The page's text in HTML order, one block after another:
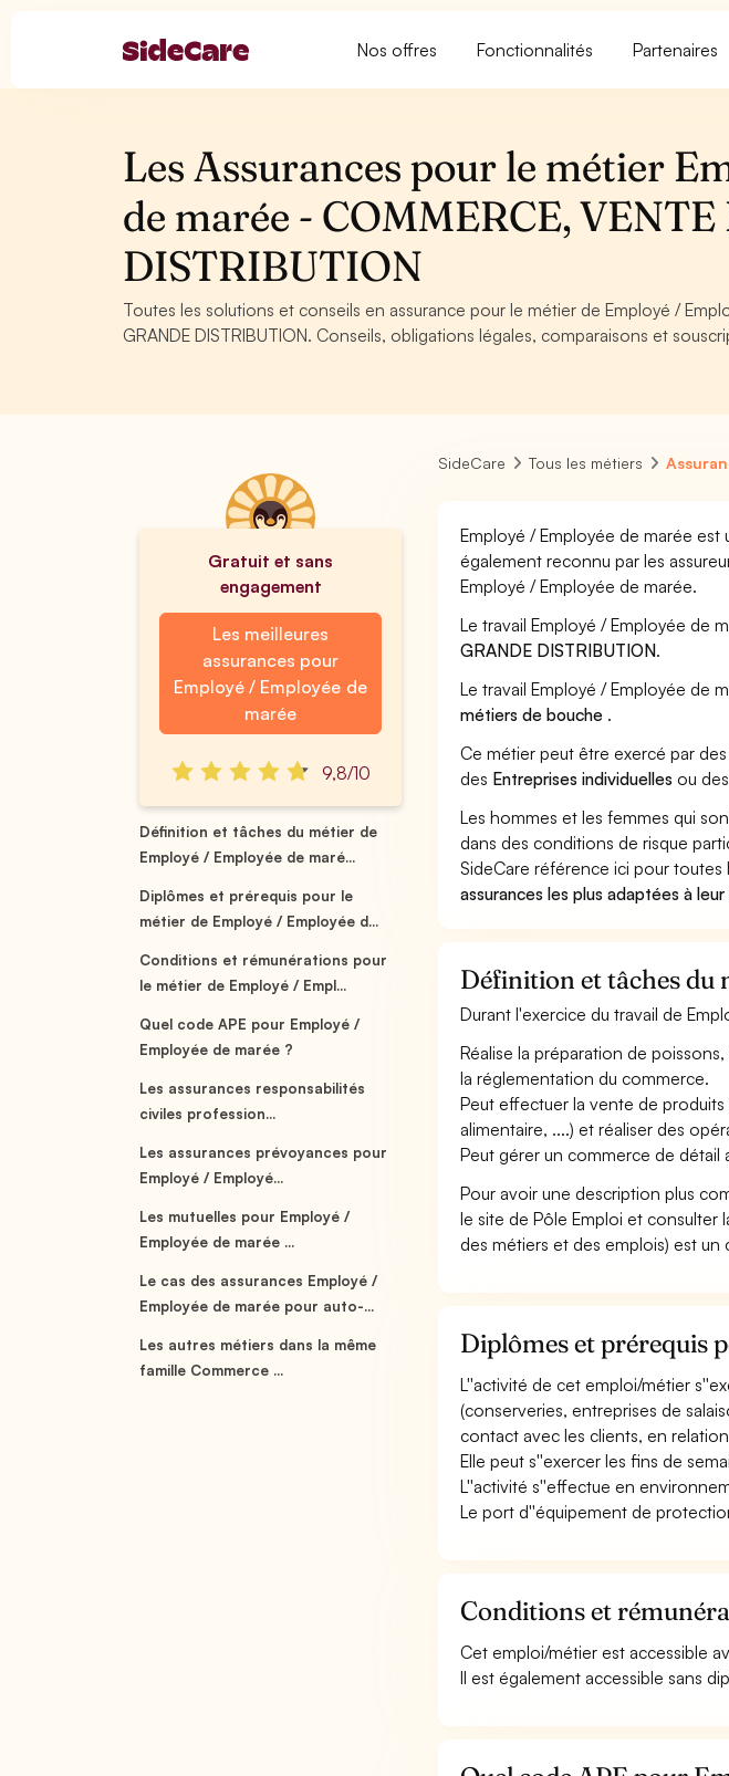
Nos offres Fonctionnalités Partenaires
Les Assurances pour le métier
de marée - COMMERCE,
DISTRIBUTION
Toutes les solutions et conseils en assurance pour le métier de Employé /
GRANDE DISTRIBUTION. Conseils, obligations légales, comparaisons et
Gratuit et sans
engagement
Les meilleures
assurances pour
Employé / Employée de
marée
9,8/10
Définition et tâches du métier de
Employé / Employée de maré...
Diplômes et prérequis pour le
métier de Employé / Employée d...
Conditions et rémunérations pour
le métier de Employé / Empl...
Quel code APE pour Employé /
Employée de marée ?
Les assurances responsabilités
civiles profession...
Les assurances prévoyances pour
Employé / Employé...
Les mutuelles pour Employé /
Employée de marée ...
Le cas des assurances Employé /
Employée de marée pour auto-...
Les autres métiers dans la même
famille Commerce ...
SideCare Tous les métiers
Employé / Employée de marée
également reconnu par les
Employé / Employée de marée.
Le travail Employé / Employée de
GRANDE DISTRIBUTION.
Le travail Employé / Employée de
métiers de bouche .
Ce métier peut être exercé par
des Entreprises individuelles ou
Les hommes et les femmes qui
dans des conditions de risque
SideCare référence ici pour
assurances les plus adaptées à
Définition et tâches du
Durant l'exercice du travail de
Réalise la préparation de
la réglementation du commerce.
Peut effectuer la vente de
alimentaire, ....) et réaliser des
Peut gérer un commerce de détail
Pour avoir une description plus
le site de Pôle Emploi et consulter
des métiers et des emplois) est
Diplômes et prérequis
L''activité de cet emploi/métier
(conserveries, entreprises de
contact avec les clients, en
Elle peut s''exercer les fins de
L''activité s''effectue en
Le port d''équipement de
Conditions et
Cet emploi/métier est accessible
Il est également accessible sans